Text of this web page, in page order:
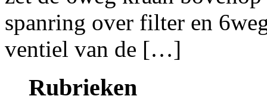
spanring over filter en
ventiel van de […]
Rubrieken